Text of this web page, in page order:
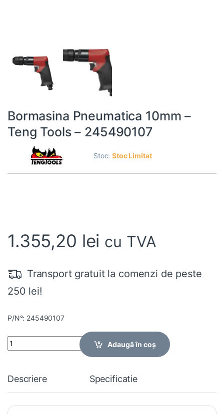
Bormasina Pneumatica 10mm –
Teng Tools – 245490107
Stoc:Stoc Limitat
1.355,20 lei cu TVA
Transport gratuit la comenzi de peste
250 lei!
P/N°: 245490107
Quantity
Adaugă în coș
Descriere Specificatie